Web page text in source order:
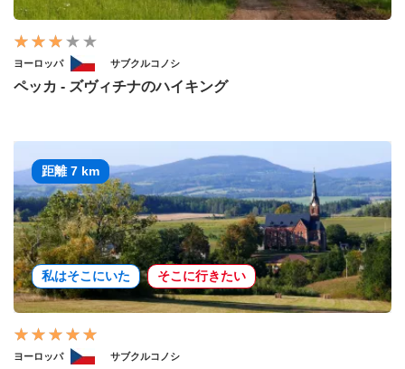
ヨーロッパ サブクルコノシ
ペッカ - ズヴィチナのハイキング
距離 7 km
私はそこにいた そこに行きたい
ヨーロッパ サブクルコノシ